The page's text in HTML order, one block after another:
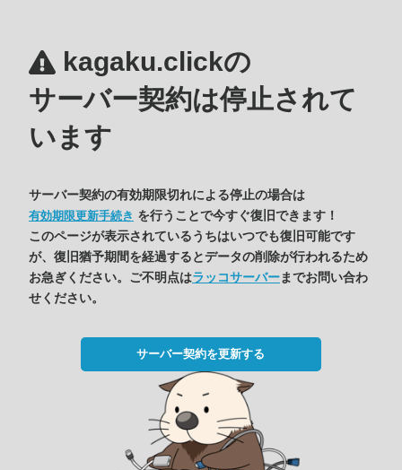
kagaku.clickの
サーバー契約は停止されて
います
サーバー契約の有効期限切れによる停止の場合は
有効期限更新手続き を行うことで今すぐ復旧できます！
このページが表示されているうちはいつでも復旧可能です
が、復旧猶予期間を経過するとデータの削除が行われるため
お急ぎください。ご不明点はラッコサーバーまでお問い合わ
せください。
サーバー契約を更新する